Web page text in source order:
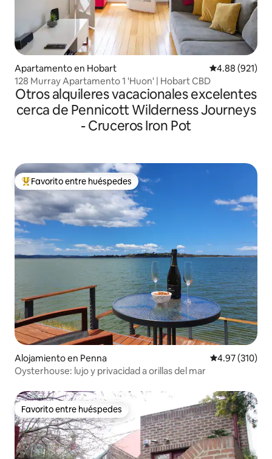
Apartamento en Hobart Calificación
4.88 (921)
128 Murray Apartamento 1 'Huon' | Hobart CBD
Otros alquileres vacacionales excelentes
cerca de Pennicott Wilderness Journeys
- Cruceros Iron Pot
Favorito entre huéspedes preferido
Favorito entre huéspedes
Alojamiento en Penna Calificación
4.97 (310)
Oysterhouse: lujo y privacidad a orillas del mar
Favorito entre huéspedes
Favorito entre huéspedes